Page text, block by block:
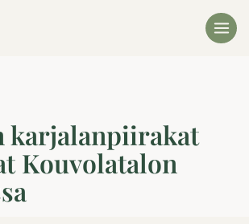
karjalanpiirakat
Kouvolatalon